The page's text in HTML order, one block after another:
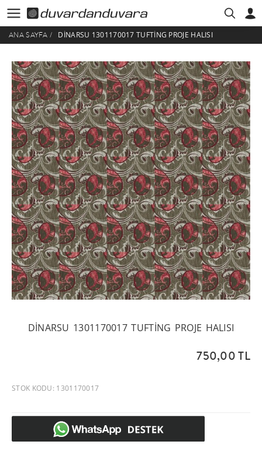
HESABIM ÜYE GIRIŞI
ANA SAYFA / DINARSU 1301170017 TUFTING PROJE HALISI
DINARSU 1301170017 TUFTING PROJE HALISI
750,00 TL
STOK KODU: 1301170017